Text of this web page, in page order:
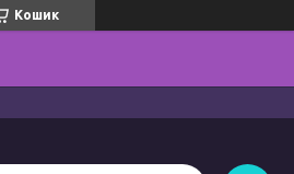
Кошик